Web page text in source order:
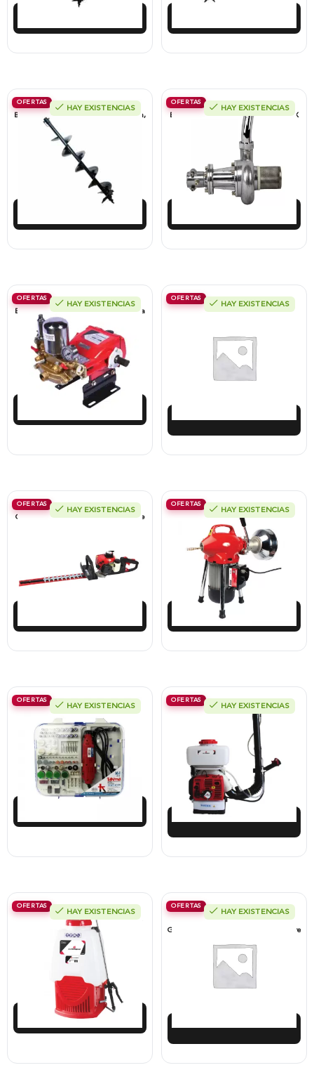
OFERTAS
HAY EXISTENCIAS
Barreno Para Ahoyador 20Cm X 80Cm,
$276.775
262.936
OFERTAS
HAY EXISTENCIAS
Bomba Para Acoplar A Guadaña 1″ X
1″, Alterman , Xgp1P.
113.050
$101.745
OFERTAS
HAY EXISTENCIAS
Bomba Para Fumigadora Estacionaria
22 Litros, Xp22-I.
$408.425
$367.583
Añadir al carrito
OFERTAS
HAY EXISTENCIAS
Cadena Alterman 3/8″ Para
$1.223.999
OFERTAS
HAY EXISTENCIAS
Cortaseto A Gasolina 2T, 26 Cc, Doble
924.800
832.321
OFERTAS
HAY EXISTENCIAS
Destapador Cañerí­a Takima 1/3 Hp,
110V, Guaya 18,4 Metros, Tk-50.
$3.725.833
2.608.084
Añadir al carrito
OFERTAS
HAY EXISTENCIAS
Fresadora Takima 130W, Kit 161
Piezas, Tkmt-40-B1
$ 198.334
$138.834
OFERTAS
HAY EXISTENCIAS
Fumigadora Alterman De Cañon A
Gasolina 2T, 57Cc, Tanque 14 Litros,
Xmd57-I.
$1.175.344
Añadir al carrito
OFERTAS
HAY EXISTENCIAS
Fumigadora De Espalda Alterman A
Baterí­a 12V/12Ah, 20Litros, Xkes20.
$421.713
$379.575
Añadir al carrito
OFERTAS
HAY EXISTENCIAS
Fumigadora De Espalda Alterman
Gasolina 2T, 26 Cc, Bomba Nylon Libre
$ 912.500
$